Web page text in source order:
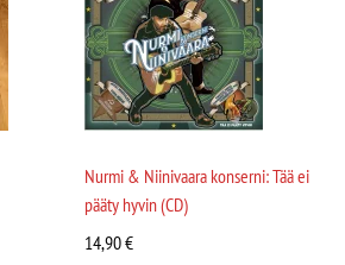
Nurmi & Niinivaara konserni: Tää ei
pääty hyvin (CD)
14,90€